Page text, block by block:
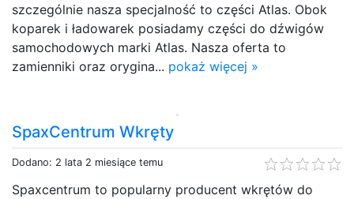
szczególnie nasza specjalność to części Atlas. Obok
koparek i ładowarek posiadamy części do dźwigów
samochodowych marki Atlas. Nasza oferta to
zamienniki oraz orygina... pokaż więcej »
SpaxCentrum Wkręty
Dodano: 2 lata 2 miesiące temu
Spaxcentrum to popularny producent wkrętów do